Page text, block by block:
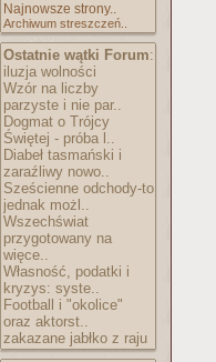
Najnowsze strony..
Archiwum streszczeń..
Ostatnie wątki Forum:
iluzja wolności
Wzór na liczby
parzyste i nie par..
Dogmat o Trójcy
Świętej - próba l..
Diabeł tasmański i
zaraźliwy nowo..
Sześcienne odchody-to
jednak możl..
Wszechświat
przygotowany na
więce..
Własność, podatki i
kryzys: syste..
Football i "okolice"
oraz aktorst..
zakazane jabłko z raju